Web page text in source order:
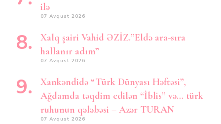
ilə
07 Avqust 2026
Xalq şairi Vahid ƏZİZ.”Eldə ara-sıra
hallanır adım”
07 Avqust 2026
Xankəndidə “Türk Dünyası Həftəsi”,
Ağdamda təqdim edilən “İblis” və… türk
ruhunun qələbəsi – Azər TURAN
07 Avqust 2026